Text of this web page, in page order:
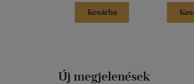
Kosárba
Új megjelenések